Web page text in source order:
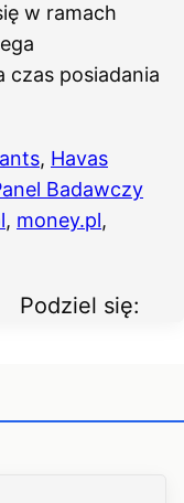
w ramach
czas posiadania
, Havas
Badawczy
, money.pl,
Podziel się: